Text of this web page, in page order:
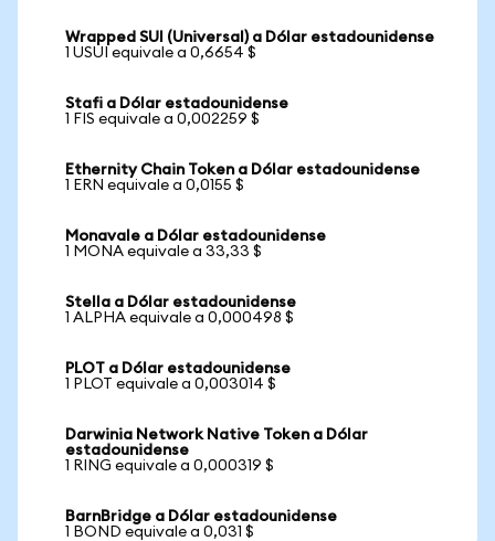
Wrapped SUI (Universal) a Dólar estadounidense
1 USUI equivale a 0,6654 $
Stafi a Dólar estadounidense
1 FIS equivale a 0,002259 $
Ethernity Chain Token a Dólar estadounidense
1 ERN equivale a 0,0155 $
Monavale a Dólar estadounidense
1 MONA equivale a 33,33 $
Stella a Dólar estadounidense
1 ALPHA equivale a 0,000498 $
PLOT a Dólar estadounidense
1 PLOT equivale a 0,003014 $
Darwinia Network Native Token a Dólar
estadounidense
1 RING equivale a 0,000319 $
BarnBridge a Dólar estadounidense
1 BOND equivale a 0,031 $